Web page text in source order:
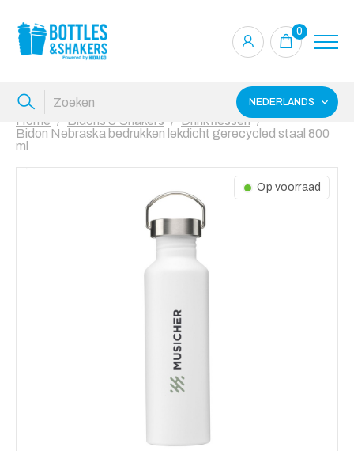
0
NEDERLANDS
Home Bidons & Shakers
Drinkflessen
Bidon Nebraska bedrukken lekdicht gerecycled staal 800
ml
Op voorraad